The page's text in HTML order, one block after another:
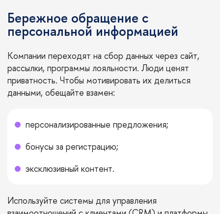
Бережное обращение с
персональной информацией
Компании переходят на сбор данных через сайт,
рассылки, программы лояльности. Люди ценят
приватность. Чтобы мотивировать их делиться
данными, обещайте взамен:
персонализированные предложения;
бонусы за регистрацию;
эксклюзивный контент.
Используйте системы для управления